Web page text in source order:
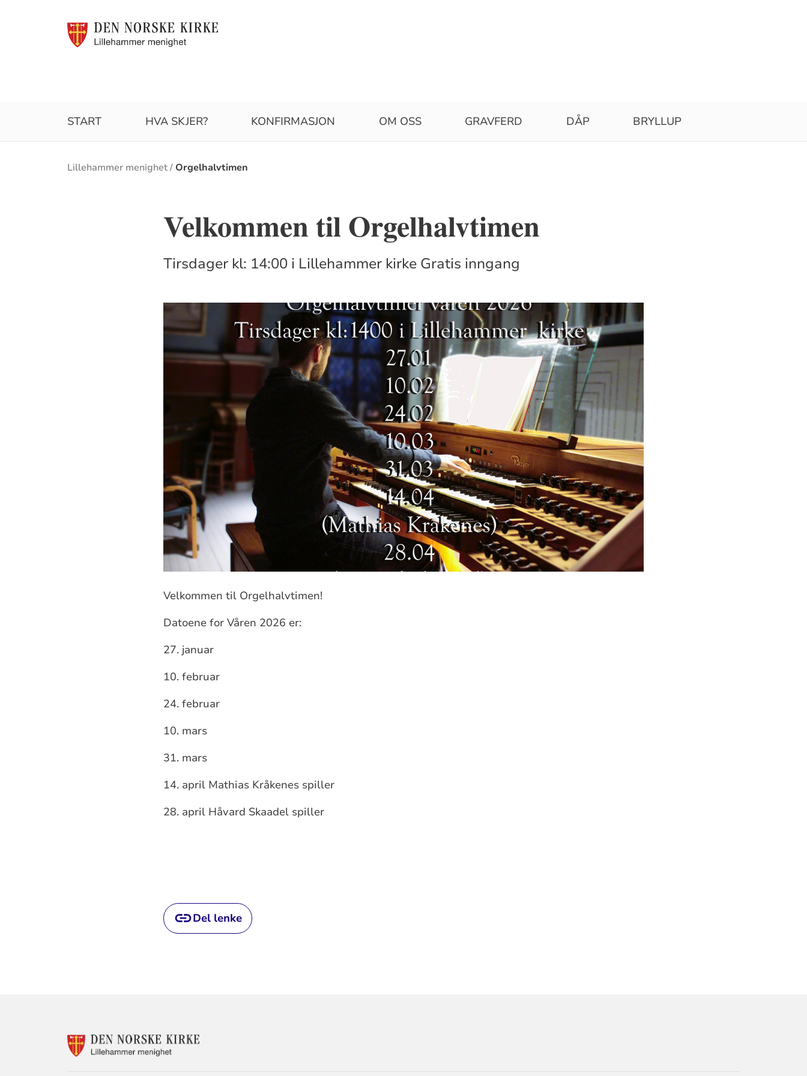
START HVA SKJER? KONFIRMASJON OM OSS GRAVFERD DÅP BRYLLUP
Brødsmulesti
Lillehammer menighet Orgelhalvtimen
Velkommen til Orgelhalvtimen
Tirsdager kl: 14:00 i Lillehammer kirke Gratis inngang
Velkommen til Orgelhalvtimen!
Datoene for Våren 2026 er:
27. januar
10. februar
24. februar
10. mars
31. mars
14. april Mathias Kråkenes spiller
28. april Håvard Skaadel spiller
Del lenke
KONTAKTINFORMASJON